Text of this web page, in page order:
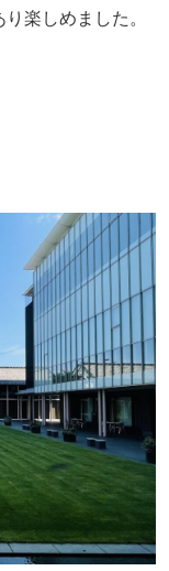
楽しめました。